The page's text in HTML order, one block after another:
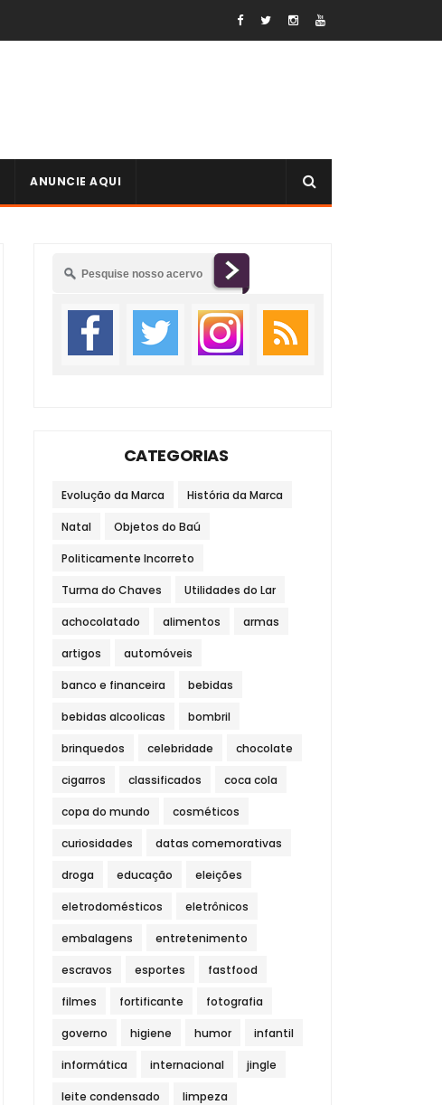
ANUNCIE AQUI
CATEGORIAS
Evolução da Marca História da Marca
Natal Objetos do Baú
Politicamente Incorreto
Turma do Chaves Utilidades do Lar
achocolatado alimentos armas
artigos automóveis
banco e financeira bebidas
bebidas alcoolicas bombril
brinquedos celebridade chocolate
cigarros classificados coca cola
copa do mundo cosméticos
curiosidades datas comemorativas
droga educação eleições
eletrodomésticos eletrônicos
embalagens entretenimento
escravos esportes fastfood
filmes fortificante fotografia
governo higiene humor infantil
informática internacional jingle
leite condensado limpeza